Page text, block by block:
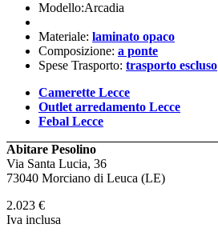
Modello:Arcadia
Materiale: laminato opaco
Composizione: a ponte
Spese Trasporto: trasporto escluso
Camerette Lecce
Outlet arredamento Lecce
Febal Lecce
Abitare Pesolino
Via Santa Lucia, 36
73040 Morciano di Leuca (LE)
2.023 €
Iva inclusa